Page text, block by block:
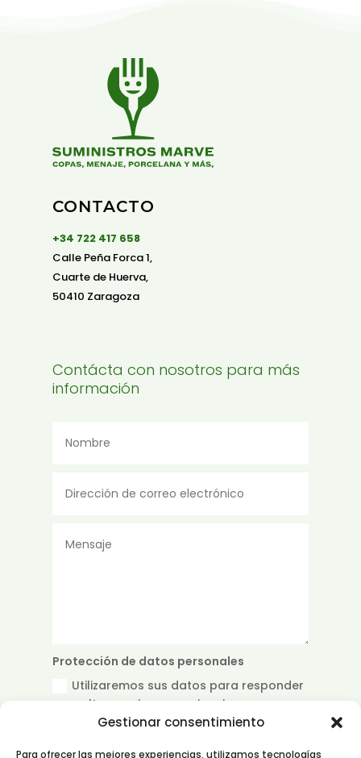
Gestionar consentimiento
Para ofrecer las mejores experiencias, utilizamos tecnologías
CONTACTO
+34 722 417 658
Calle Peña Forca 1,
Cuarte de Huerva,
50410 Zaragoza
Contácta con nosotros para más
información
Protección de datos personales
Utilizaremos sus datos para responder
consultas, enviar comunicaciones
comerciales y realizar análisis